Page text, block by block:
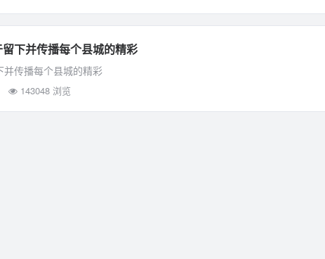
下并传播每个县城的精彩
传播每个县城的精彩
143048 浏览